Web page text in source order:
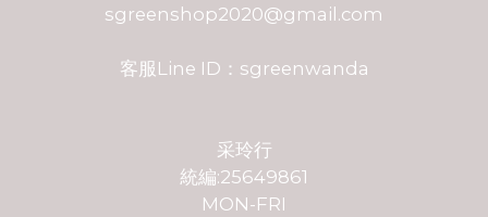
sgreenshop2020@gmail.com
客服Line ID：sgreenwanda
采玲行
統編:25649861
MON-FRI